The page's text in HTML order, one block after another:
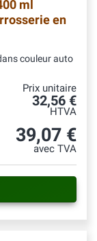
ml
en
couleur auto
Prix unitaire
32,56 €
HTVA
39,07 €
avec TVA